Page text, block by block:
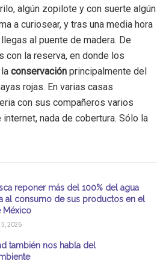
algún zopilote y con suerte algún
a curiosear, y tras una media hora
al puente de madera. De
con la reserva, en donde los
conservación principalmente del
rojas. En varias casas
con sus compañeros varios
nada de cobertura. Sólo la
reponer más del 100% del agua
al consumo de sus productos en el
México
5, 2026
también nos habla del